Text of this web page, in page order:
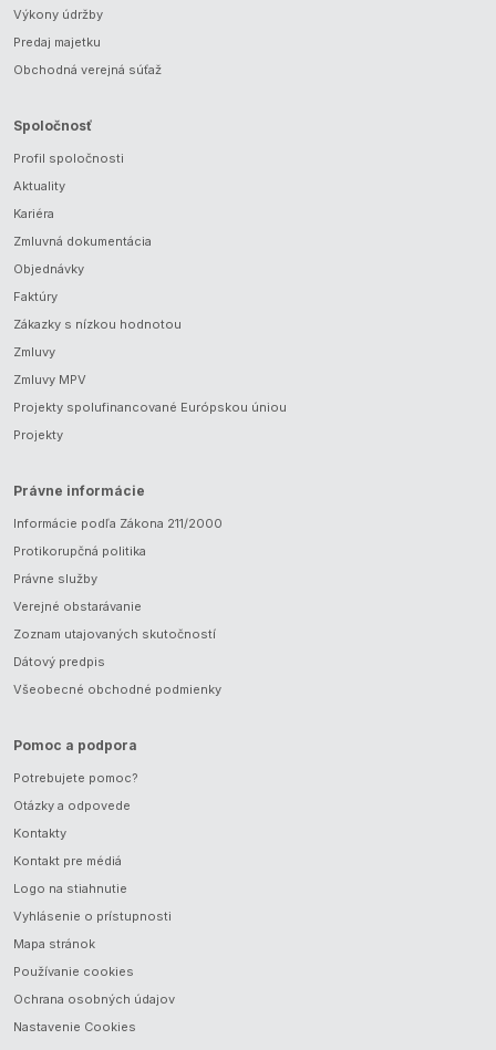
Výkony údržby
Predaj majetku
Obchodná verejná súťaž
Spoločnosť
Profil spoločnosti
Aktuality
Kariéra
Zmluvná dokumentácia
Objednávky
Faktúry
Zákazky s nízkou hodnotou
Zmluvy
Zmluvy MPV
Projekty spolufinancované Európskou úniou
Projekty
Právne informácie
Informácie podľa Zákona 211/2000
Protikorupčná politika
Právne služby
Verejné obstarávanie
Zoznam utajovaných skutočností
Dátový predpis
Všeobecné obchodné podmienky
Pomoc a podpora
Potrebujete pomoc?
Otázky a odpovede
Kontakty
Kontakt pre médiá
Logo na stiahnutie
Vyhlásenie o prístupnosti
Mapa stránok
Používanie cookies
Ochrana osobných údajov
Nastavenie Cookies